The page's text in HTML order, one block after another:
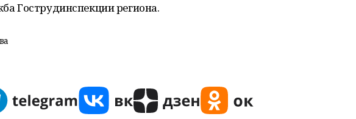
Гострудинспекции региона.